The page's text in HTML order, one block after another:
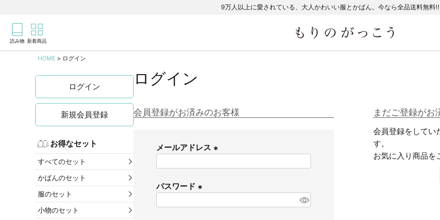
9万人以上に愛されている、大人かわいい服とかばん。今なら全品送料無料!!
読み物 新着商品
商品を検索
HOME ログイン
ログイン
新規会員登録
お得なセット
すべてのセット
かばんのセット
服のセット
小物のセット
ログイン
会員登録がお済みのお客様
メールアドレス
パスワード
まだご登録がお
会員登録をしてい
す。
お気に入り商品を